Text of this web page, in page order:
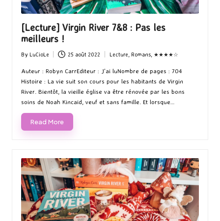
[Lecture] Virgin River 7&8 : Pas les
meilleurs !
Posted
by
By LuCioLe 25 août 2022
Posted
in
Lecture Romans, ★★★★☆
Auteur : Robyn CarrEditeur : J'ai luNombre de pages : 704
Histoire : La vie suit son cours pour les habitants de Virgin
River. Bientôt, la vieille église va être rénovée par les bons
soins de Noah Kincaid, veuf et sans famille. Et lorsque…
Read More